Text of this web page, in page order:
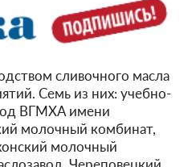
сливочного масла
Семь из них: учебно-
ВГМХА имени
молочный комбинат,
молочный